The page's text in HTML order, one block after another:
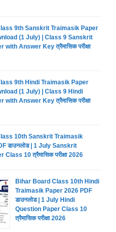
9th Sanskrit Traimasik Paper
(1 July) | Class 9 Sanskrit
Answer Key त्रैमासिक परीक्षा
9th Hindi Traimasik Paper
(1 July) | Class 9 Hindi
Answer Key त्रैमासिक परीक्षा
10th Sanskrit Traimasik
डाउनलोड | 1 July Sanskrit
10 त्रैमासिक परीक्षा 2026
Bihar Board Class 10th Hindi
Traimasik Paper 2026 PDF
डाउनलोड | 1 July Hindi
Question Paper Class 10
त्रैमासिक परीक्षा 2026